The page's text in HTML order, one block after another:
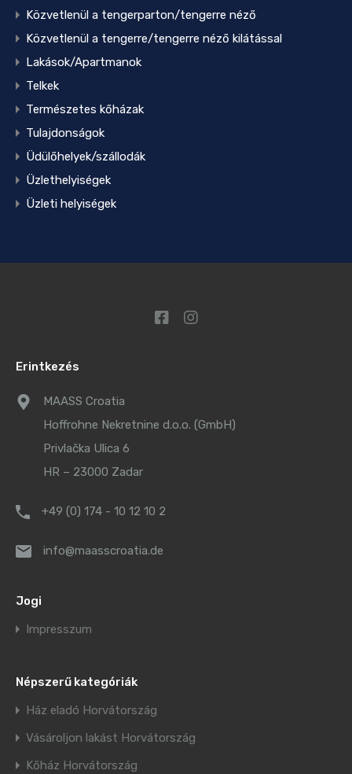
Közvetlenül a tengerparton/tengerre néző
Közvetlenül a tengerre/tengerre néző kilátással
Lakások/Apartmanok
Telkek
Természetes kőházak
Tulajdonságok
Üdülőhelyek/szállodák
Üzlethelyiségek
Üzleti helyiségek
Erintkezés
MAASS Croatia
Hoffrohne Nekretnine d.o.o. (GmbH)
Privlačka Ulica 6
HR – 23000 Zadar
+49 (0) 174 - 10 12 10 2
info@maasscroatia.de
Jogi
Impresszum
Népszerű kategóriák
Ház eladó Horvátország
Vásároljon lakást Horvátország
Kőház Horvátország